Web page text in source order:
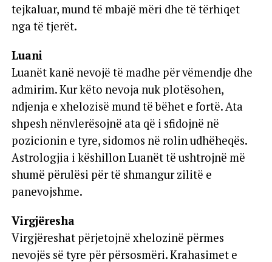
tejkaluar, mund të mbajë mëri dhe të tërhiqet
nga të tjerët.
Luani
Luanët kanë nevojë të madhe për vëmendje dhe
admirim. Kur këto nevoja nuk plotësohen,
ndjenja e xhelozisë mund të bëhet e fortë. Ata
shpesh nënvlerësojnë ata që i sfidojnë në
pozicionin e tyre, sidomos në rolin udhëheqës.
Astrologjia i këshillon Luanët të ushtrojnë më
shumë përulësi për të shmangur zilitë e
panevojshme.
Virgjëresha
Virgjëreshat përjetojnë xhelozinë përmes
nevojës së tyre për përsosmëri. Krahasimet e